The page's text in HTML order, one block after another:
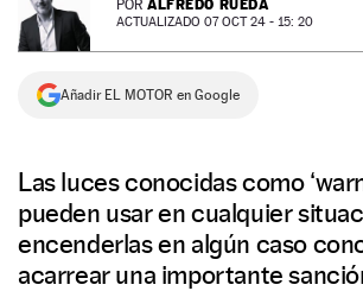
NEWSLETTER
SÍGUENOS
POR ALFREDO RUEDA
ACTUALIZADO 07 OCT 24 - 15: 20
Añadir EL MOTOR en Google
Las luces conocidas como
pueden usar en cualquier
encenderlas en algún caso
acarrear una importante